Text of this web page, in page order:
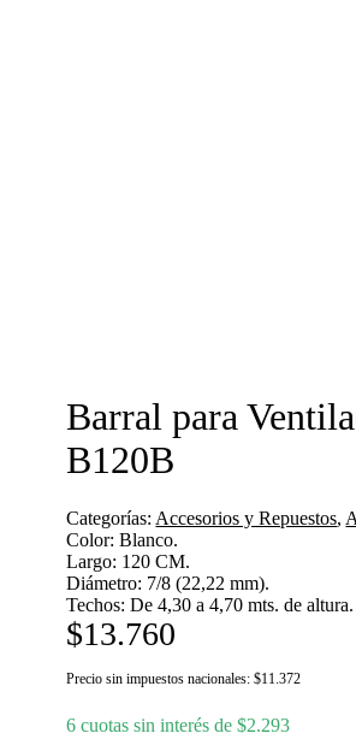
Barral para
B120B
Categorías:Accesorios y Repuestos,
Color: Blanco.
Largo: 120 CM.
Diámetro: 7/8 (22,22 mm).
Techos: De 4,30 a 4,70 mts. de altura.
$13.760
Precio sin impuestos nacionales:$11.372
6 cuotas sin interés de$2.293